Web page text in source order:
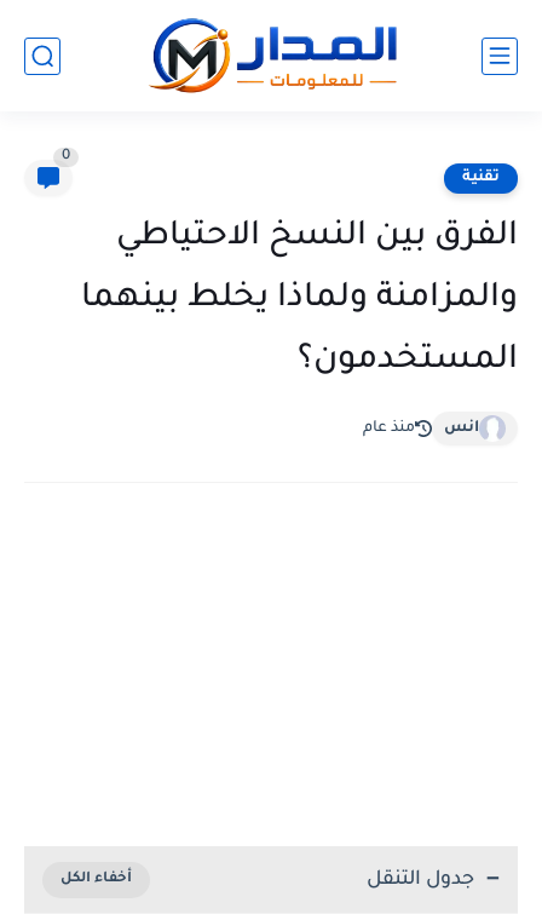
تقنية
0
الفرق بين النسخ الاحتياطي
والمزامنة ولماذا يخلط بينهما
المستخدمون؟
انس منذ عام
جدول التنقل